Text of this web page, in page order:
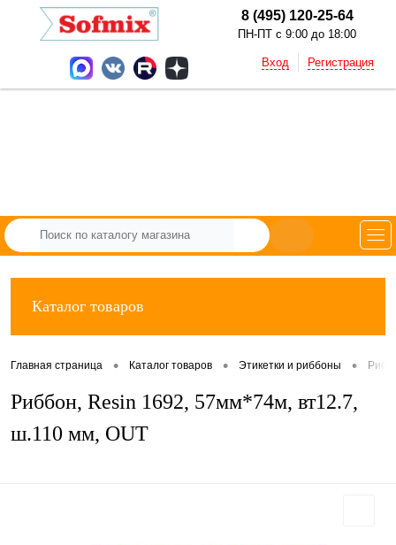
8 (495) 120-25-64
ПН-ПТ с 9:00 до 18:00
Вход Регистрация
Каталог товаров
Главная страница • Каталог товаров • Этикетки и риббоны •
Риббон, Resin 1692, 57мм*74м, вт12.7,
ш.110 мм, OUT